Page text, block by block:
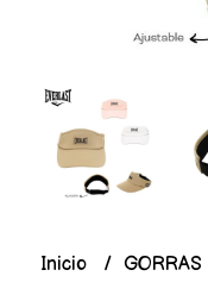
Inicio GORRAS